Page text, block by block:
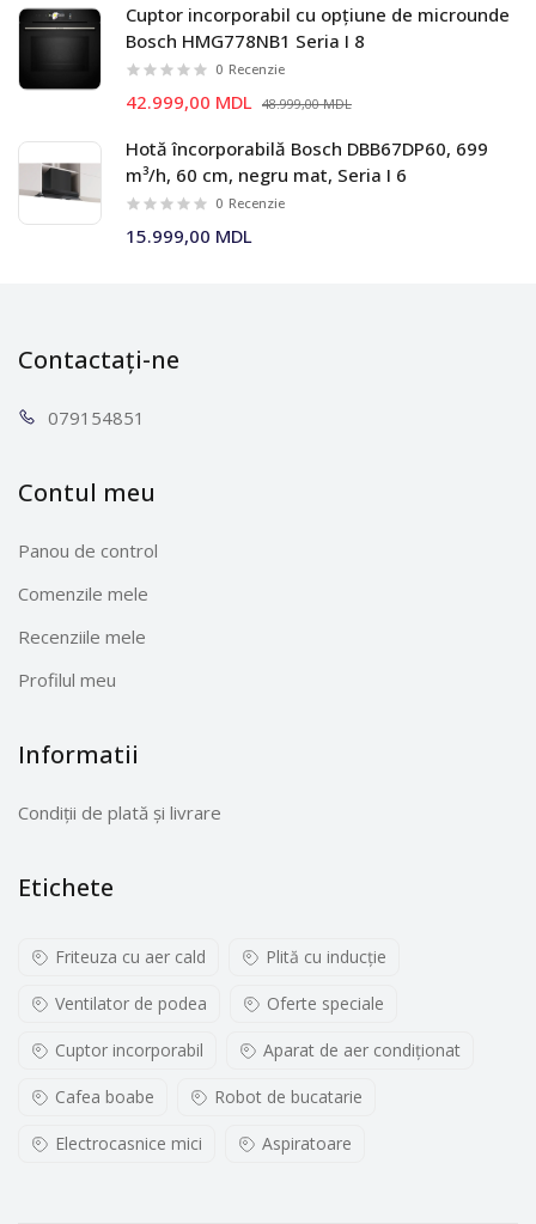
Cuptor incorporabil cu opțiune de microunde
Bosch HMG778NB1 Seria I 8
0 Recenzie
42.999,00 MDL 48.999,00 MDL
Hotă încorporabilă Bosch DBB67DP60, 699
m³/h, 60 cm, negru mat, Seria I 6
0 Recenzie
15.999,00 MDL
Contactați-ne
0791 54851
Contul meu
Panou de control
Comenzile mele
Recenziile mele
Profilul meu
Informatii
Condiții de plată și livrare
Etichete
Friteuza cu aer cald Plită cu inducţie
Ventilator de podea Oferte speciale
Cuptor incorporabil Aparat de aer condiționat
Cafea boabe Robot de bucatarie
Electrocasnice mici Aspiratoare